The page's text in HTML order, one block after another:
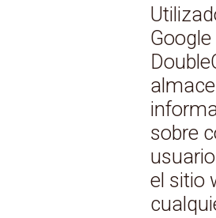
Google
sobre
el sitio